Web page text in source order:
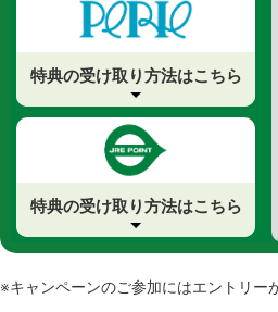
特典の受け取り方法はこちら
特典の受け取り方法はこちら
※キャンペーンのご参加にはエントリー